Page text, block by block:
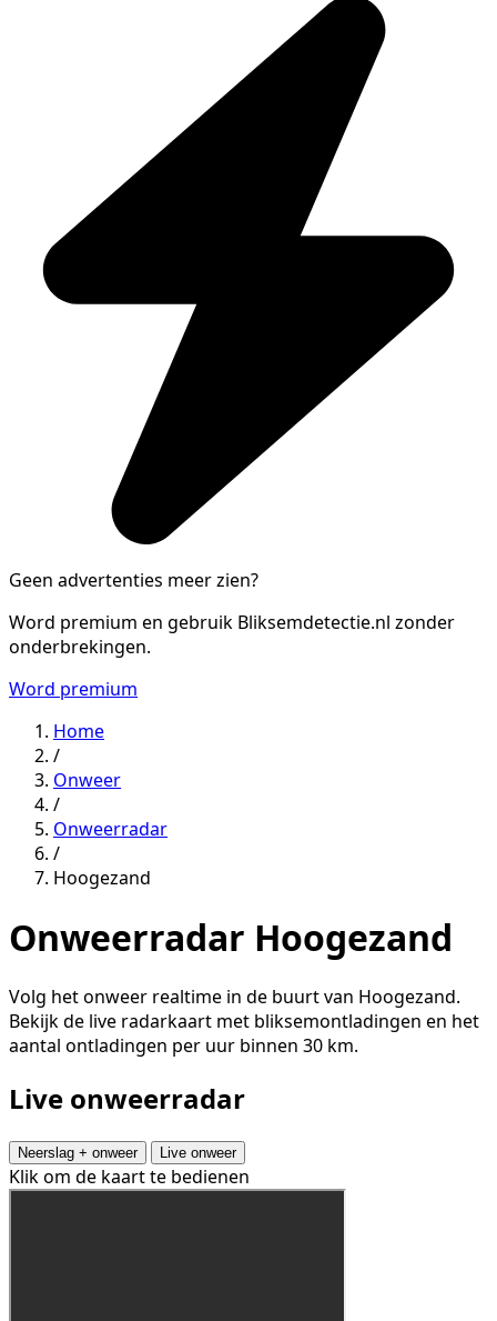
Geen advertenties meer zien?
Word premium en gebruik Bliksemdetectie.nl zonder
onderbrekingen.
Word premium
Home
/
Onweer
/
Onweerradar
/
Hoogezand
Onweerradar Hoogezand
Volg het onweer realtime in de buurt van Hoogezand.
Bekijk de live radarkaart met bliksemontladingen en het
aantal ontladingen per uur binnen 30 km.
Live onweerradar
Neerslag + onweer Live onweer
Klik om de kaart te bedienen